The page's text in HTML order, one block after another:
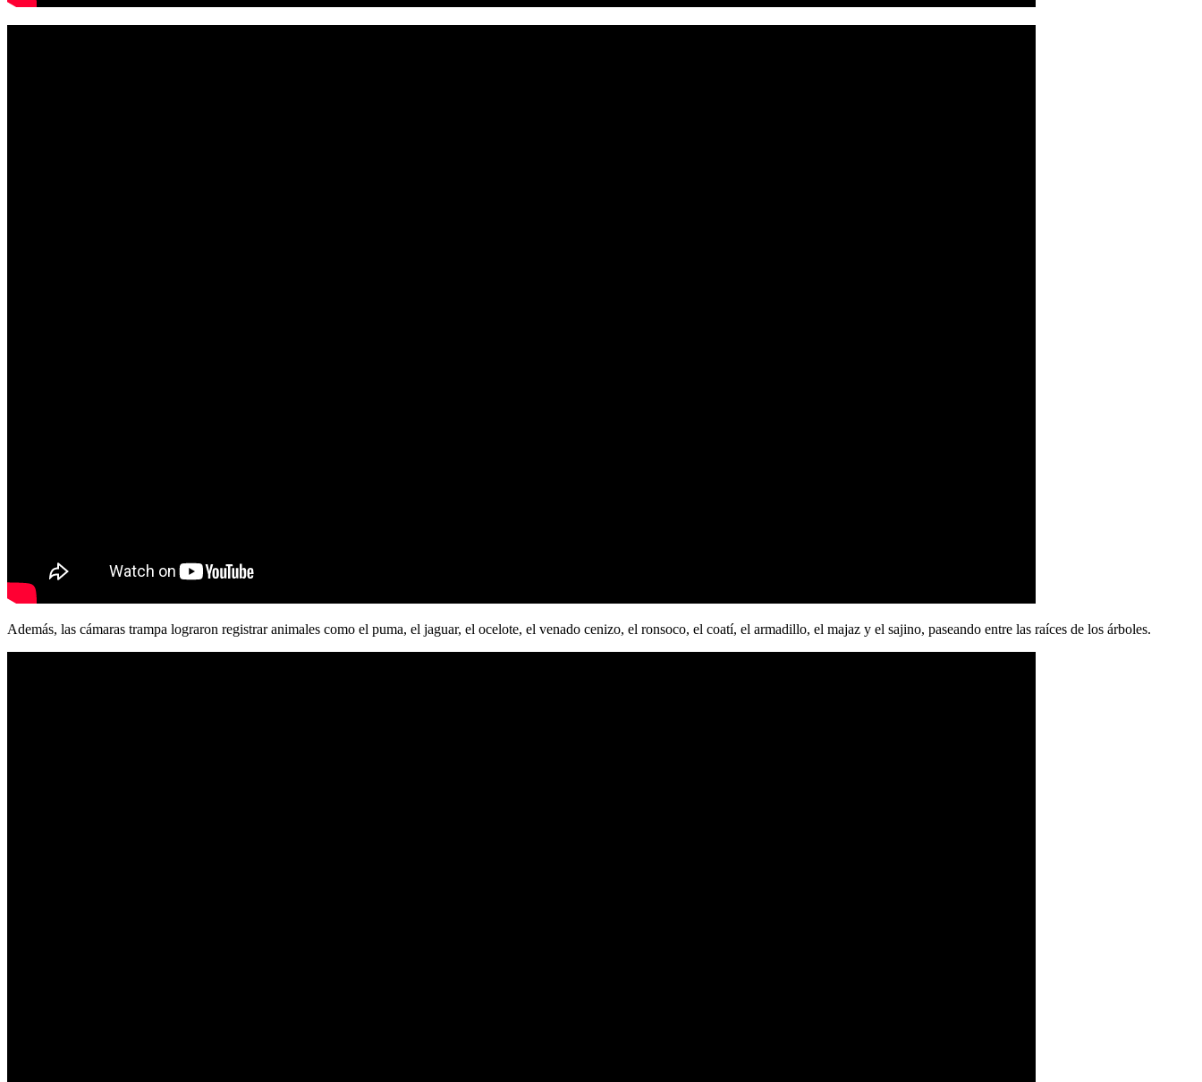
Además, las cámaras trampa lograron registrar animales como el puma, el jaguar, el ocelote, el venado cenizo, el ronsoco, el coatí, el armadillo, el majaz y el sajino, paseando entre las raíces de los árboles.